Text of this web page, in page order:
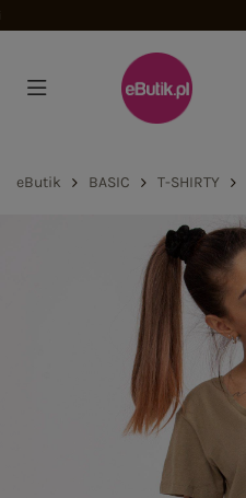
eButik BASIC T-SHIRTY